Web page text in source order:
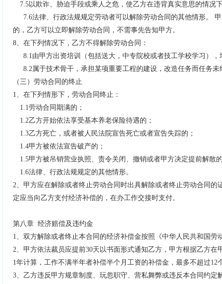
7.5以欺诈、胁迫手段或乘人之危，使乙方在违背真实意思的情
7.6法律、行政法规规定劳动者可以解除劳动合同的其他情形。
的，乙方可以立即解除劳动合同，不需事先告知甲方。
8、 在下列情况下，乙方不得解除劳动合同：
8.1由甲方出资培训（包括送大，中专院校或者技工学校学习）
8.2属于技术骨干，承担某项重要工程的建设，改造任务而任务未
（三）劳动合同的终止
1、 在下列情形下，劳动合同终止：
1.1劳动合同期满的；
1.2乙方开始依法享受基本养老保险待遇的；
1.3乙方死亡，或者被人民法院宣告死亡或者宣告失踪的；
1.4甲方被依法宣告破产的；
1.5甲方被吊销营业执照、责令关闭、撤销或者甲方决定提前解散
1.6法律、行政法规规定的其他情形。
2、 甲方应在解除或者终止劳动合同时出具解除或者终止劳动合同的
定应当向乙方支付经济补偿的，在办工作交接时支付。
第八章 经济赔偿及违约金
1、 双方解除或者终止本合同的经济补偿金按照《中华人民共和国劳
2、 甲方依法裁员应提前30天以书面形式通知乙方，甲方根据乙方在
1年计算，工作不满半年者补偿半个月工资的补偿金，最多不超过12
3、 乙方违反甲方规章制度、玩忽职守、营私舞弊或违反本合同约